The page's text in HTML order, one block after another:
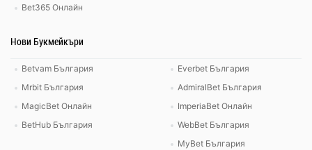
Bet365 Онлайн
Нови Букмейкъри
Betvam България
Mrbit България
MagicBet Онлайн
BetHub България
Everbet България
AdmiralBet България
ImperiaBet Онлайн
WebBet България
MyBet България